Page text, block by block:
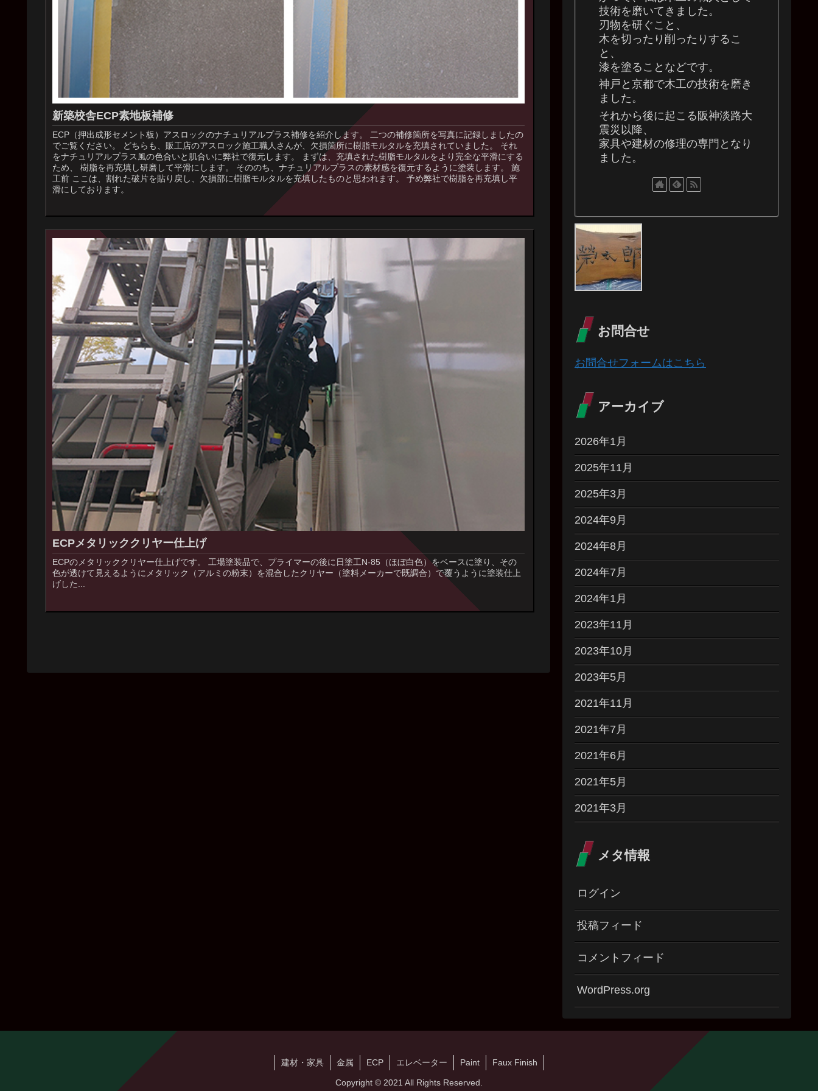
新築校舎ECP素地板補修
ECP（押出成形セメント板）アスロックのナチュリアルプラス補修を紹介します。 二つの補修箇所を写真に記録しましたの
でご覧ください。 どちらも、販工店のアスロック施工職人さんが、欠損箇所に樹脂モルタルを充填されていました。 それ
をナチュリアルプラス風の色合いと肌合いに弊社で復元します。 まずは、充填された樹脂モルタルをより完全な平滑にする
ため、 樹脂を再充填し研磨して平滑にします。 そののち、ナチュリアルプラスの素材感を復元するように塗装します。 施
工前 ここは、割れた破片を貼り戻し、欠損部に樹脂モルタルを充填したものと思われます。 予め弊社で樹脂を再充填し平
滑にしております。
ECPメタリッククリヤー仕上げ
ECPのメタリッククリヤー仕上げです。 工場塗装品で、プライマーの後に日塗工N-85（ほぼ白色）をベースに塗り、その
色が透けて見えるようにメタリック（アルミの粉末）を混合したクリヤー（塗料メーカーで既調合）で覆うように塗装仕上
げした...
技術を磨いてきました。
刃物を研ぐこと、
木を切ったり削ったりするこ
と、
漆を塗ることなどです。
神戸と京都で木工の技術を磨き
ました。
それから後に起こる阪神淡路大
震災以降、
家具や建材の修理の専門となり
ました。
お問合せ
お問合せフォームはこちら
アーカイブ
2026年1月
2025年11月
2025年3月
2024年9月
2024年8月
2024年7月
2024年1月
2023年11月
2023年10月
2023年5月
2021年11月
2021年7月
2021年6月
2021年5月
2021年3月
メタ情報
ログイン
投稿フィード
コメントフィード
WordPress.org
建材・家具 金属 ECP エレベーター Paint Faux Finish
Copyright © 2021 All Rights Reserved.